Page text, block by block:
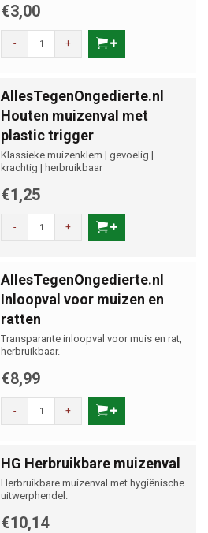
€3,00
- +
AllesTegenOngedierte.nl
Houten muizenval met
plastic trigger
Klassieke muizenklem | gevoelig |
krachtig | herbruikbaar
€1,25
- +
AllesTegenOngedierte.nl
Inloopval voor muizen en
ratten
Transparante inloopval voor muis en rat,
herbruikbaar.
€8,99
- +
HG Herbruikbare muizenval
Herbruikbare muizenval met hygiënische
uitwerphendel.
€10,14